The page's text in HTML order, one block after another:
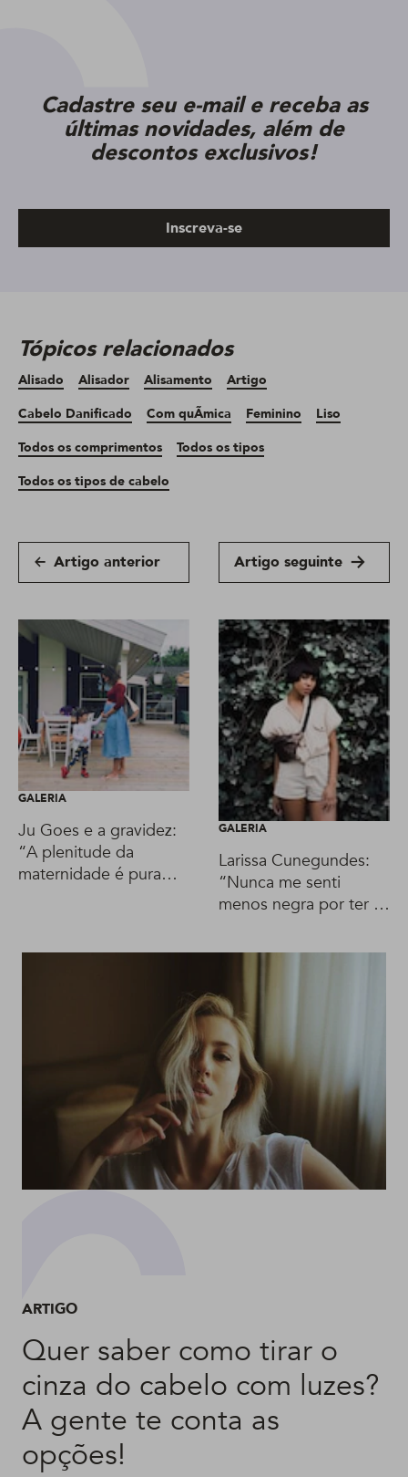
Cadastre seu e-mail e receba as
últimas novidades, além de
descontos exclusivos!
Inscreva-se
Tópicos relacionados
Alisado Alisador Alisamento
Artigo
Cabelo Danificado
Com quÃ­mica Feminino
Liso
Todos os comprimentos
Todos os tipos
Todos os tipos de cabelo
Artigo anterior Artigo seguinte
GALERIA
Ju Goes e a gravidez:
“A plenitude da
maternidade é pura
GALERIA
Larissa Cunegundes:
“Nunca me senti
menos negra por ter o
ARTIGO
Quer saber como tirar o
cinza do cabelo com luzes?
A gente te conta as
opções!